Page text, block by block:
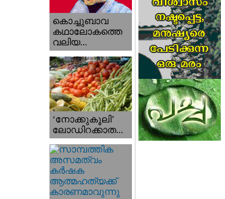
കൊച്ചുബാവ
കഥാലോകത്തെ
വലിയ...
‘നോക്കുകൂലി’
ലോഡിറക്കാത...